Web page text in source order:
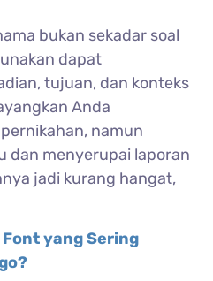
bukan sekadar soal
dapat
tujuan, dan konteks
Anda
namun
dan menyerupai laporan
jadi kurang hangat,
Font yang Sering